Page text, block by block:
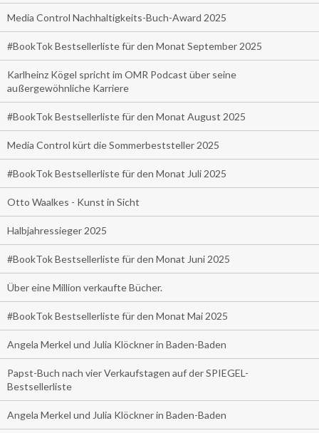
Media Control Nachhaltigkeits-Buch-Award 2025
#BookTok Bestsellerliste für den Monat September 2025
Karlheinz Kögel spricht im OMR Podcast über seine
außergewöhnliche Karriere
#BookTok Bestsellerliste für den Monat August 2025
Media Control kürt die Sommerbeststeller 2025
#BookTok Bestsellerliste für den Monat Juli 2025
Otto Waalkes - Kunst in Sicht
Halbjahressieger 2025
#BookTok Bestsellerliste für den Monat Juni 2025
Über eine Million verkaufte Bücher.
#BookTok Bestsellerliste für den Monat Mai 2025
Angela Merkel und Julia Klöckner in Baden-Baden
Papst-Buch nach vier Verkaufstagen auf der SPIEGEL-
Bestsellerliste
Angela Merkel und Julia Klöckner in Baden-Baden